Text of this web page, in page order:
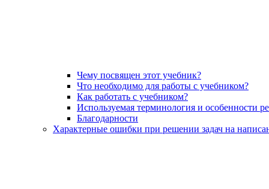
Чему посвящен этот учебник?
Что необходимо для работы с учебником?
Как работать с учебником?
Используемая терминология и особенности
Благодарности
Характерные ошибки при решении задач на